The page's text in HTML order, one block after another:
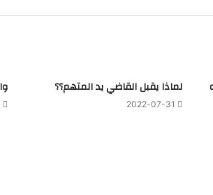
لماذا يقبل القاضي يد المتهم؟؟
2022-07-31